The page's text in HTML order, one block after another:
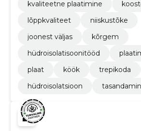
kvaliteetne plaatimine
lõppkvaliteet
niiskustõke
joonest väljas
kõrgem
hüdroisolatisoonitööd
plaat
köök trepikoda
hüdroisolatsioon